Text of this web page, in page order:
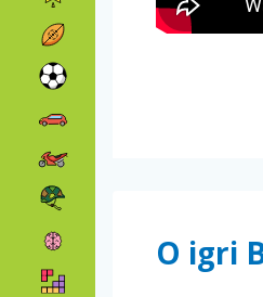
O igri